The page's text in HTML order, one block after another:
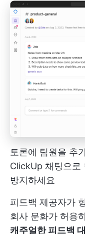
토론에 팀원을 추
ClickUp 채팅으로
방지하세요
피드백 제공자가
회사 문화가 허용
캐주얼한 피드백